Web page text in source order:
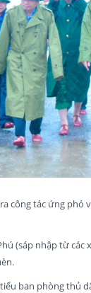
công tác ứng phó
(sáp nhập từ các
ban phòng thủ